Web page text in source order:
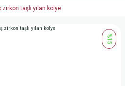
zirkon taşlı yılan kolye
%15